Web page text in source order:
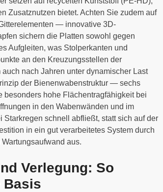
Zusatznutzen bietet. Achten Sie zudem auf
— innovative 3D-
sichern die Platten sowohl gegen
Aufgleiten, was Stolperkanten und
an den Kreuzungsstellen der
nach Jahren unter dynamischer Last
der Bienenwabenstruktur — sechs
hohe Flächentragfähigkeit bei
in den Wabenwänden und im
schnell abfließt, statt sich auf der
in ein gut verarbeitetes System durch
aus.
Verlegung: So
Basis